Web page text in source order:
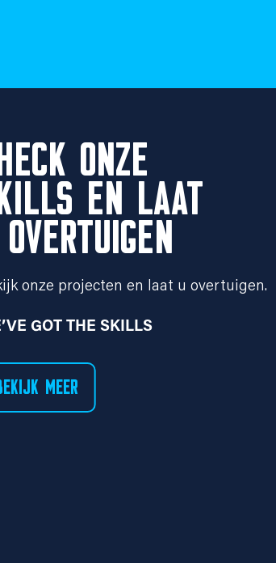
ONZE
EN LAAT
onze projecten en laat u overtuigen.
GOT THE SKILLS
MEER